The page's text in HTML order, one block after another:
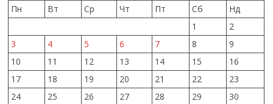
Пн
Вт Ср Чт Пт Сб
Нд
1
2
3
4 5 6 7 8
9
10
11 12 13 14 15
16
17
18 19 20 21 22
23
24
25 26 27 28 29
30